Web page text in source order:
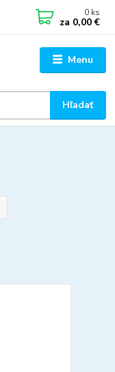
Menu
Hľadať
0 ks
za 0,00 €